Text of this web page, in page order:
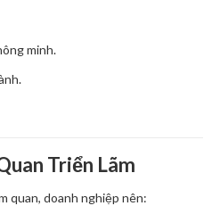
minh.
Triển Lãm
quan, doanh nghiệp nên: